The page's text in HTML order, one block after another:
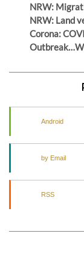
NRW:
NRW: Land
Corona:
Android
by Email
RSS